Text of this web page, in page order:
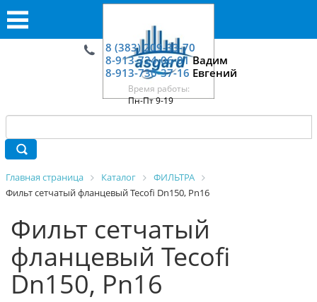
8 (383) 209-33-70
8-913-724-06-01Вадим
8-913-730-37-16 Евгений
Время работы:
Пн-Пт 9-19
Главная страница Каталог
ФИЛЬТРА
Фильт сетчатый фланцевый Tecofi Dn150, Pn16
Фильт сетчатый
фланцевый Tecofi
Dn150, Pn16